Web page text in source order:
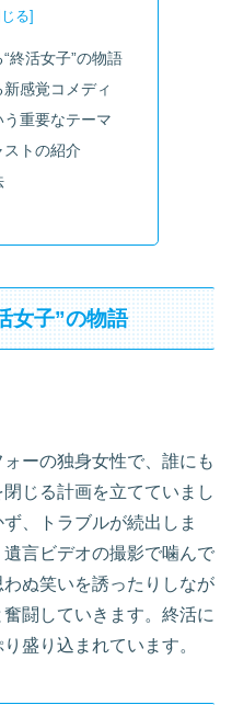
終活女子”の物語
感覚コメディ
う重要なテーマ
トの紹介
女子”の物語
ーの独身女性で、誰にも
じる計画を立てていまし
、トラブルが続出しま
言ビデオの撮影で噛んで
ぬ笑いを誘ったりしなが
闘していきます。終活に
盛り込まれています。